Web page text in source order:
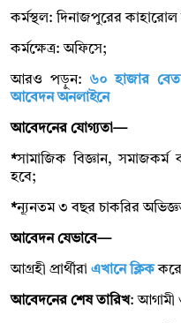
কর্মস্থল: দিনাজপুরের
কর্মক্ষেত্র: অফিসে;
আরও পড়ুন: ৬০ হাজার
আবেদন অনলাইনে
আবেদনের যোগ্যতা—
*সামাজিক বিজ্ঞান, সমাজকর্ম
হবে;
*ন্যূনতম ৩ বছর চাকরির
আবেদন যেভাবে—
আগ্রহী প্রার্থীরা এখানে ক্লিক
আবেদনের শেষ তারিখ: আগামী